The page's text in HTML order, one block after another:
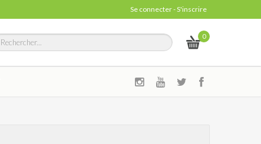
Se connecter-S'inscrire
0